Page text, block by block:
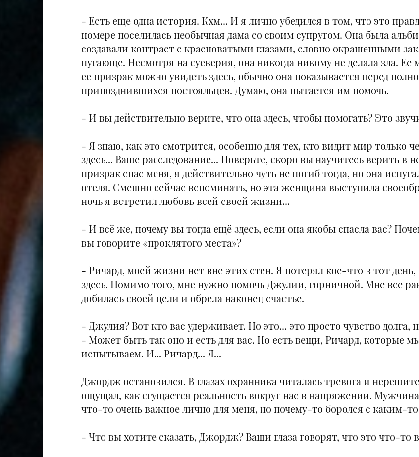
- Есть еще одна история. Кхм... И я лично убедился в том, что это
номере поселилась необычная дама со своим супругом. Она была
создавали контраст с красноватыми глазами, словно окрашенными
пугающе. Несмотря на суеверия, она никогда никому не делала зла.
ее призрак можно увидеть здесь, обычно она показывается перед
припозднившихся постояльцев. Думаю, она пытается им помочь.
- И вы действительно верите, что она здесь, чтобы помогать? Это
- Я знаю, как это смотрится, особенно для тех, кто видит мир только
здесь... Ваше расследование... Поверьте, скоро вы научитесь верить в
призрак спас меня, я действительно чуть не погиб тогда, но она
отеля. Смешно сейчас вспоминать, но эта женщина выступила
ночь я встретил любовь всей своей жизни...
- И всё же, почему вы тогда ещё здесь, если она якобы спасла вас?
вы говорите «проклятого места»?
- Ричард, моей жизни нет вне этих стен. Я потерял кое-что в тот день,
здесь. Помимо того, мне нужно помочь Джулии, горничной. Мне все
добилась своей цели и обрела наконец счастье.
- Джулия? Вот кто вас удерживает. Но это... это просто чувство долга,
- Может быть так оно и есть для вас. Но есть вещи, Ричард, которые
испытываем. И... Ричард... Я...
Джордж остановился. В глазах охранника читалась тревога и
ощущал, как сгущается реальность вокруг нас в напряжении.
что-то очень важное лично для меня, но почему-то боролся с каким-
- Что вы хотите сказать, Джордж? Ваши глаза говорят, что это что-то